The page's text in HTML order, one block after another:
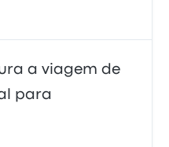
a viagem de
para